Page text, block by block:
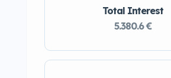
Total Interest
5.380.6 €